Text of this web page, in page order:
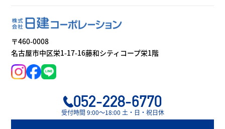
〒460-0008
名古屋市中区栄1-17-16藤和シティコープ栄1階
052-228-6770
受付時間 9:00〜18:00 土・日・祝日休